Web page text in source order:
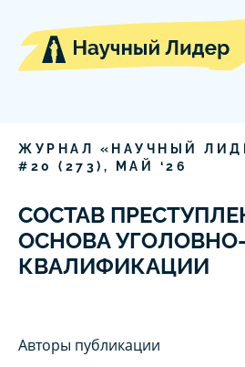
ЖУРНАЛ «НАУЧНЫЙ
# 20 ( 273), МАЙ ‘26
СОСТАВ
ОСНОВА
КВАЛИФИКАЦИИ
Авторы публикации